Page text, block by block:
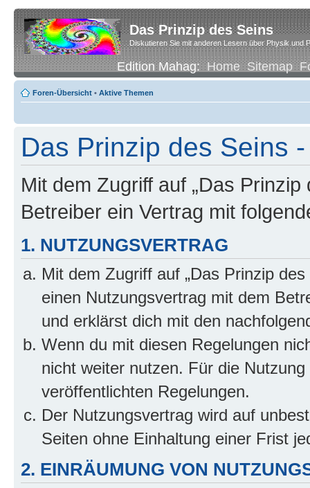
Das Prinzip des Seins
Diskutieren Sie mit anderen Lesern über Physik und
Edition Mahag:Home Sitemap
Foren-Übersicht • Aktive Themen
Das Prinzip des Seins
Mit dem Zugriff auf „Das
Betreiber ein Vertrag mit
1. NUTZUNGSVERTRAG
Mit dem Zugriff auf „Das Prinzip
einen Nutzungsvertrag mit dem
und erklärst dich mit den
Wenn du mit diesen Regelungen
nicht weiter nutzen. Für die
veröffentlichten Regelungen.
Der Nutzungsvertrag wird auf
Seiten ohne Einhaltung einer Frist
2. EINRÄUMUNG VON